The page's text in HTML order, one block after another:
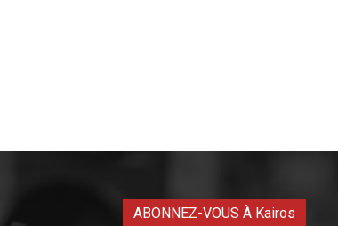
ABONNEZ-VOUS À Kairos